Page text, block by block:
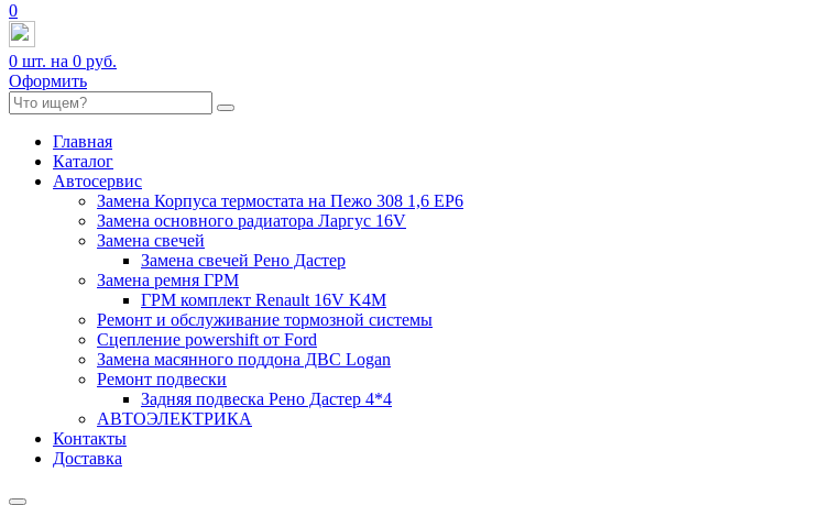
0
0 шт. на 0 руб.
Оформить
Главная
Каталог
Автосервис
Замена Корпуса термостата на Пежо 308 1,6 EP6
Замена основного радиатора Ларгус 16V
Замена свечей
Замена свечей Рено Дастер
Замена ремня ГРМ
ГРМ комплект Renault 16V K4M
Ремонт и обслуживание тормозной системы
Сцепление powershift от Ford
Замена масянного поддона ДВС Logan
Ремонт подвески
Задняя подвеска Рено Дастер 4*4
АВТОЭЛЕКТРИКА
Контакты
Доставка